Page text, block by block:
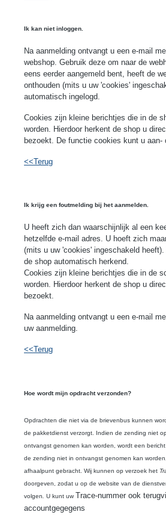
Ik kan niet inloggen.
Na aanmelding ontvangt u een e-mail
webshop. Gebruik deze om naar de
eens eerder aangemeld bent, heeft de
onthouden (mits u uw 'cookies'
automatisch ingelogd.
Cookies zijn kleine berichtjes die in de
worden. Hierdoor herkent de shop u
bezoekt. De functie cookies kunt u aan-
<<Terug
Ik krijg een foutmelding bij het aanmelden.
U heeft zich dan waarschijnlijk al een
hetzelfde e-mail adres. U hoeft zich
(mits u uw 'cookies' ingeschakeld heeft).
de shop automatisch herkend.
Cookies zijn kleine berichtjes die in de
worden. Hierdoor herkent de shop u
bezoekt.
Na aanmelding ontvangt u een e-mail
uw aanmelding.
<<Terug
Hoe wordt mijn opdracht verzonden?
Opdrachten die niet via de brievenbus kunnen
de pakketdienst verzorgt. Indien de zending niet
ontvangst genomen kan worden, wordt een
de zending niet in ontvangst genomen kan
afhaalpunt gebracht. Wij kunnen op verzoek het
doorgeven, zodat u op de website van de
volgen
U kunt uw Trace-nummer ook
accountgegegens